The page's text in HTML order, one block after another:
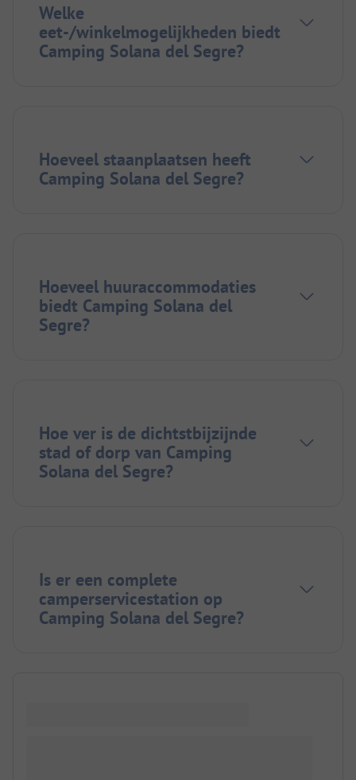
Welke
eet-/winkelmogelijkheden biedt
Camping Solana del Segre?
Hoeveel staanplaatsen heeft
Camping Solana del Segre?
Hoeveel huuraccommodaties
biedt Camping Solana del
Segre?
Hoe ver is de dichtstbijzijnde
stad of dorp van Camping
Solana del Segre?
Is er een complete
camperservicestation op
Camping Solana del Segre?